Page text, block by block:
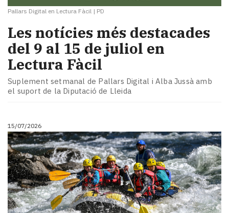
Pallars Digital en Lectura Fàcil | PD
Les notícies més destacades
del 9 al 15 de juliol en
Lectura Fàcil
Suplement setmanal de Pallars Digital i Alba Jussà amb
el suport de la Diputació de Lleida
15/07/2026